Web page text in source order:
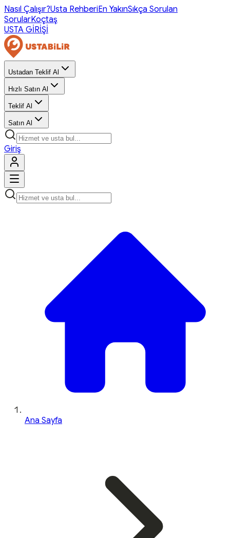
Nasıl Çalışır?Usta RehberiEn YakınSıkça Sorulan
SorularKoçtaş
USTA GİRİŞİ
Ustadan Teklif Al
Hızlı Satın Al
Teklif Al
Satın Al
Giriş
Ana Sayfa